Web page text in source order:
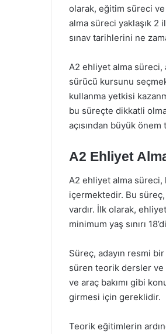
olarak, eğitim süreci
alma süreci yaklaşık 2
sınav tarihlerini ne
A2 ehliyet alma süreci,
sürücü kursunu
kullanma yetkisi
bu süreçte dikkatli
açısından büyük önem
A2 Ehliyet
A2 ehliyet alma süreci,
içermektedir. Bu
vardır. İlk olarak,
minimum yaş sınırı
Süreç, adayın resmi
süren teorik dersler
ve araç bakımı gibi
girmesi için gereklidir.
Teorik eğitimlerin